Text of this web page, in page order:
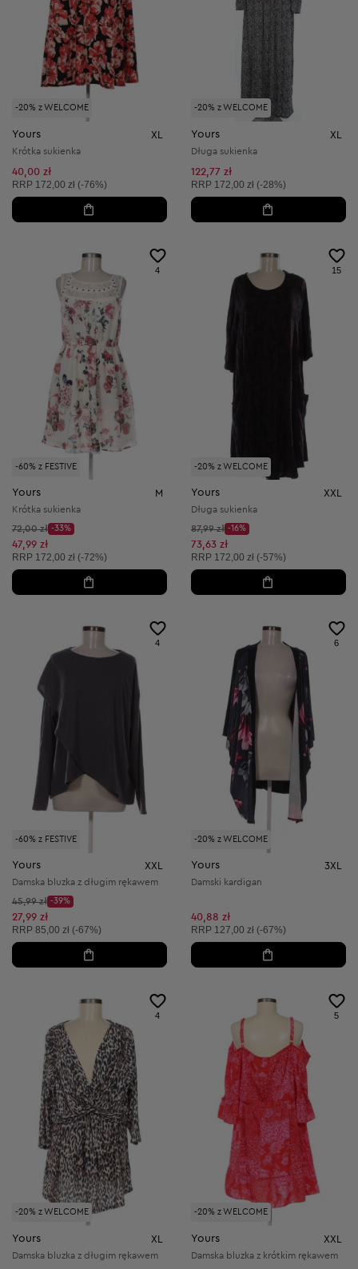
-20% z WELCOME
Yours XL
Krótka sukienka
40,00 zł
Cena sugerowana:
RRP 172,00 zł (-76%)
-20% z WELCOME
Yours XL
Długa sukienka
122,77 zł
Cena sugerowana:
RRP 172,00 zł (-28%)
-60% z FESTIVE
4
Yours M
Krótka sukienka
Cena początkowa:
72,00 zł
Discount Price:
-33%
Obniżona cena:
47,99 zł
Cena sugerowana:
RRP 172,00 zł (-72%)
-20% z WELCOME
15
Yours XXL
Długa sukienka
Cena początkowa:
87,99 zł
Discount Price:
-16%
Obniżona cena:
73,63 zł
Cena sugerowana:
RRP 172,00 zł (-57%)
-60% z FESTIVE
4
Yours XXL
Damska bluzka z długim rękawem
Cena początkowa:
45,99 zł
Discount Price:
-39%
Obniżona cena:
27,99 zł
Cena sugerowana:
RRP 85,00 zł (-67%)
-20% z WELCOME
6
Yours 3XL
Damski kardigan
40,88 zł
Cena sugerowana:
RRP 127,00 zł (-67%)
-20% z WELCOME
4
Yours XL
Damska bluzka z długim rękawem
-20% z WELCOME
5
Yours XXL
Damska bluzka z krótkim rękawem